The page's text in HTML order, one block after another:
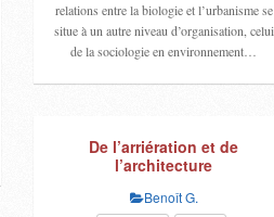
relations entre la biologie et l’urbanisme se
situe à un autre niveau d’organisation, celui
de la sociologie en environnement…
De l’arriération et de
l’architecture
Benoît G.